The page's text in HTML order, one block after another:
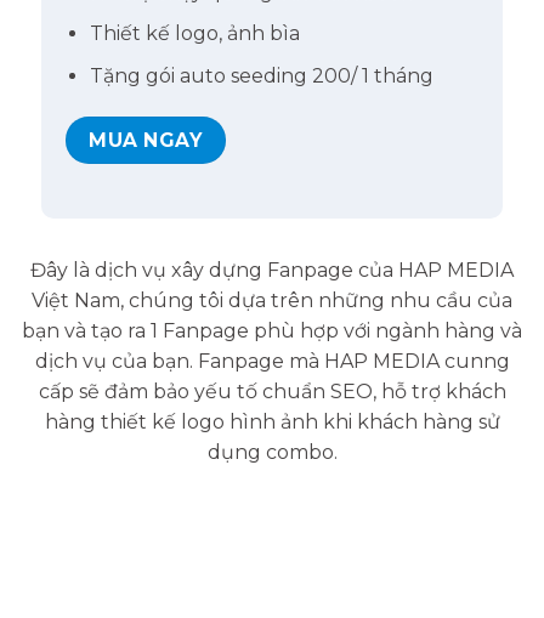
Thiết kế logo, ảnh bìa
Tặng gói auto seeding 200/ 1 tháng
MUA NGAY
Đây là dịch vụ xây dựng Fanpage của HAP MEDIA
Việt Nam, chúng tôi dựa trên những nhu cầu của
bạn và tạo ra 1 Fanpage phù hợp với ngành hàng và
dịch vụ của bạn. Fanpage mà HAP MEDIA cunng
cấp sẽ đảm bảo yếu tố chuẩn SEO, hỗ trợ khách
hàng thiết kế logo hình ảnh khi khách hàng sử
dụng combo.